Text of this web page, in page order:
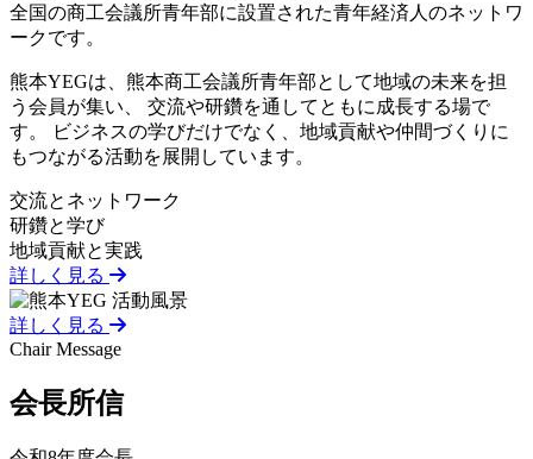
全国の商工会議所青年部に設置された青年経済人のネットワ
ークです。
熊本YEGは、熊本商工会議所青年部として地域の未来を担
う会員が集い、 交流や研鑽を通してともに成長する場で
す。 ビジネスの学びだけでなく、地域貢献や仲間づくりに
もつながる活動を展開しています。
交流とネットワーク
研鑽と学び
地域貢献と実践
詳しく見る
詳しく見る
Chair Message
会長所信